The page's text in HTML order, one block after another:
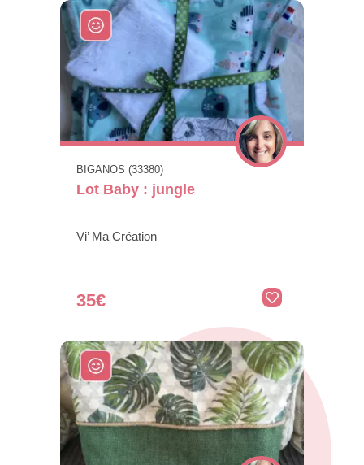
BIGANOS (33380)
Lot Baby : jungle
Vi’ Ma Création
35€